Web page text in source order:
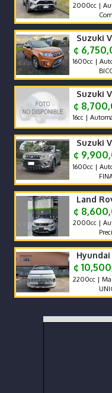
2000cc |
Como
Suzuki
¢
1600cc |
Suzuki
¢
16cc |
Suzuki
¢
1600cc |
Land
¢
2000cc |
Precio
¢
2200cc |
UNICO